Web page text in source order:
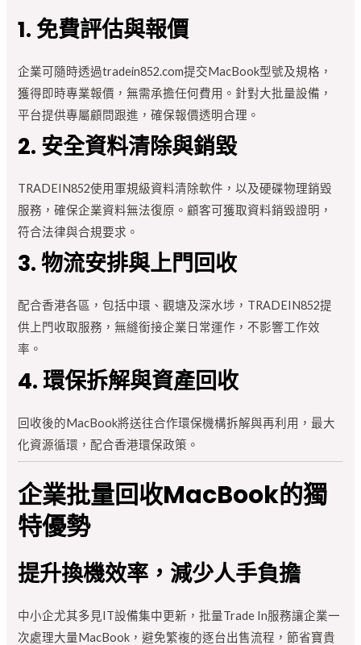
1. 免費評估與報價
企業可隨時透過tradein852.com提交MacBook型號及規格，
獲得即時專業報價，無需承擔任何費用。針對大批量設備，
平台提供專屬顧問跟進，確保報價透明合理。
2. 安全資料清除與銷毀
TRADEIN852使用軍規級資料清除軟件，以及硬碟物理銷毀
服務，確保企業資料無法復原。顧客可獲取資料銷毀證明，
符合法律與合規要求。
3. 物流安排與上門回收
配合香港各區，包括中環、觀塘及深水埗，TRADEIN852提
供上門收取服務，無縫銜接企業日常運作，不影響工作效
率。
4. 環保拆解與資產回收
回收後的MacBook將送往合作環保機構拆解與再利用，最大
化資源循環，配合香港環保政策。
企業批量回收MacBook的獨
特優勢
提升換機效率，減少人手負擔
中小企尤其多見IT設備集中更新，批量Trade In服務讓企業一
次處理大量MacBook，避免繁複的逐台出售流程，節省寶貴